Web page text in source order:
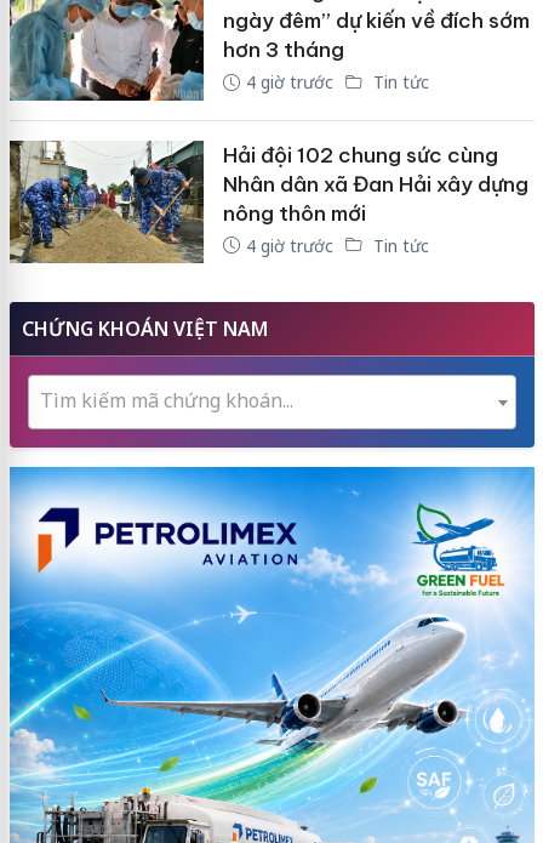
ngày đêm” dự kiến về đích sớm
hơn 3 tháng
4 giờ trước Tin tức
Hải đội 102 chung sức cùng
Nhân dân xã Đan Hải xây dựng
nông thôn mới
4 giờ trước Tin tức
CHỨNG KHOÁN VIỆT NAM
Tìm kiếm mã chứng khoán...